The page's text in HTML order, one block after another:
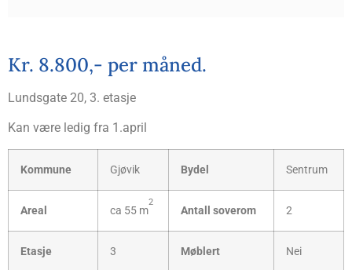
Kr. 8.800,- per måned.
Lunds­gate 20, 3. etasje
Kan være ledig fra 1.april
Kom­mu­ne Gjø­vik Bydel Sen­trum
Are­al ca 55 m
2
Antall sove­rom 2
Eta­sje 3 Møb­lert Nei